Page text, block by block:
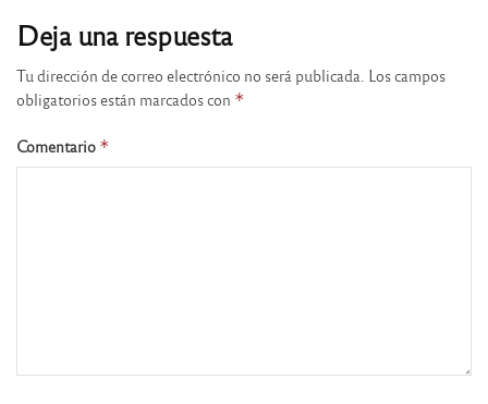
Deja una respuesta
Tu dirección de correo electrónico no será publicada. Los campos
obligatorios están marcados con *
Comentario *